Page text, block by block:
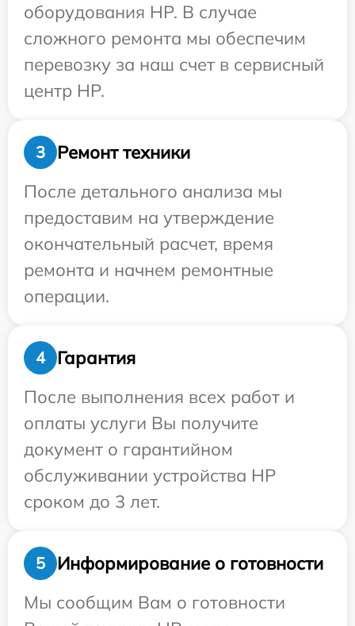
оборудования HP. В случае
сложного ремонта мы обеспечим
перевозку за наш счет в сервисный
центр HP.
3
Ремонт техники
После детального анализа мы
предоставим на утверждение
окончательный расчет, время
ремонта и начнем ремонтные
операции.
4
Гарантия
После выполнения всех работ и
оплаты услуги Вы получите
документ о гарантийном
обслуживании устройства HP
сроком до 3 лет.
5
Информирование о готовности
Мы сообщим Вам о готовности